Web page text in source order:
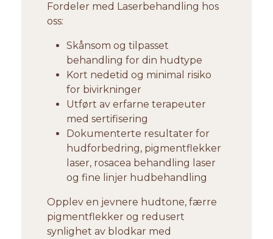
Fordeler med Laserbehandling hos
oss:
Skånsom og tilpasset
behandling for din hudtype
Kort nedetid og minimal risiko
for bivirkninger
Utført av erfarne terapeuter
med sertifisering
Dokumenterte resultater for
hudforbedring, pigmentflekker
laser, rosacea behandling laser
og fine linjer hudbehandling
Opplev en jevnere hudtone, færre
pigmentflekker og redusert
synlighet av blodkar med